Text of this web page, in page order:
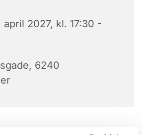
april 2027, kl. 17:30 -
6240